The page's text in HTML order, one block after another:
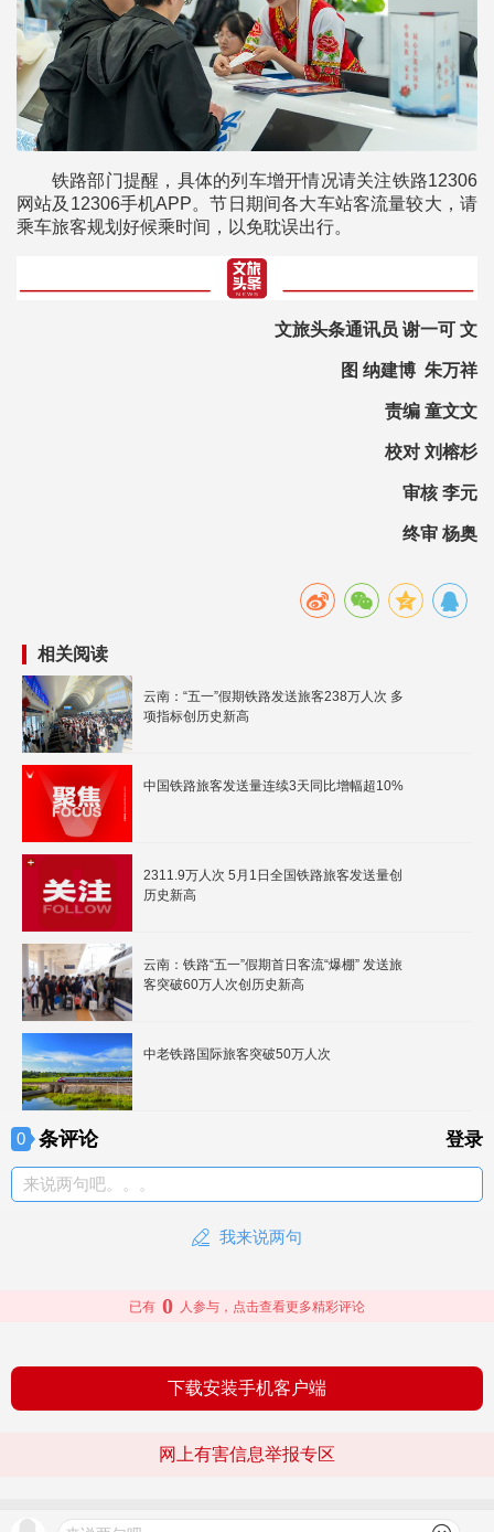
铁路部门提醒，具体的列车增开情况请关注铁路12306
网站及12306手机APP。节日期间各大车站客流量较大，请
乘车旅客规划好候乘时间，以免耽误出行。
文旅头条通讯员 谢一可 文
图 纳建博 朱万祥
责编 童文文
校对 刘榕杉
审核 李元
终审 杨奥
相关阅读
云南：“五一”假期铁路发送旅客238万人次 多
项指标创历史新高
中国铁路旅客发送量连续3天同比增幅超10%
2311.9万人次 5月1日全国铁路旅客发送量创
历史新高
云南：铁路“五一”假期首日客流“爆棚” 发送旅
客突破60万人次创历史新高
中老铁路国际旅客突破50万人次
0 条评论 登录
来说两句吧。。。
我来说两句
已有 0 人参与，点击查看更多精彩评论
下载安装手机客户端
网上有害信息举报专区
查看更多
© 2026 文旅头条 版权所有